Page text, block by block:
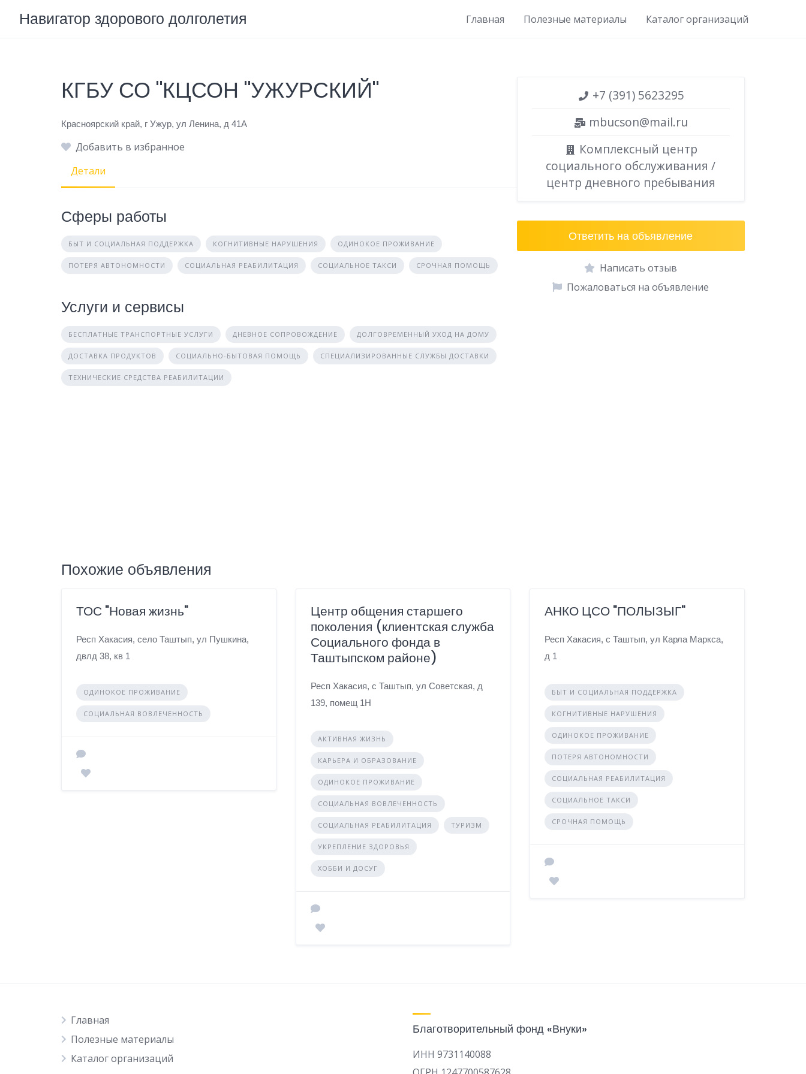
Навигатор здорового долголетия Главная Полезные материалы Каталог организаций
КГБУ СО "КЦСОН "УЖУРСКИЙ"
Красноярский край, г Ужур, ул Ленина, д 41А
Добавить в избранное
Детали
Сферы работы
БЫТ И СОЦИАЛЬНАЯ ПОДДЕРЖКА КОГНИТИВНЫЕ НАРУШЕНИЯ ОДИНОКОЕ ПРОЖИВАНИЕ
ПОТЕРЯ АВТОНОМНОСТИ СОЦИАЛЬНАЯ РЕАБИЛИТАЦИЯ СОЦИАЛЬНОЕ ТАКСИ СРОЧНАЯ ПОМОЩЬ
Услуги и сервисы
БЕСПЛАТНЫЕ ТРАНСПОРТНЫЕ УСЛУГИ ДНЕВНОЕ СОПРОВОЖДЕНИЕ ДОЛГОВРЕМЕННЫЙ УХОД НА ДОМУ
ДОСТАВКА ПРОДУКТОВ СОЦИАЛЬНО-БЫТОВАЯ ПОМОЩЬ СПЕЦИАЛИЗИРОВАННЫЕ СЛУЖБЫ ДОСТАВКИ
ТЕХНИЧЕСКИЕ СРЕДСТВА РЕАБИЛИТАЦИИ
+7 (391) 5623295
mbucson@mail.ru
Комплексный центр
социального обслуживания /
центр дневного пребывания
Ответить на объявление
Написать отзыв
Пожаловаться на объявление
Похожие объявления
ТОС "Новая жизнь"
Респ Хакасия, село Таштып, ул Пушкина,
двлд 38, кв 1
ОДИНОКОЕ ПРОЖИВАНИЕ
СОЦИАЛЬНАЯ ВОВЛЕЧЕННОСТЬ
Центр общения старшего
поколения (клиентская служба
Социального фонда в
Таштыпском районе)
Респ Хакасия, с Таштып, ул Советская, д
139, помещ 1Н
АКТИВНАЯ ЖИЗНЬ
КАРЬЕРА И ОБРАЗОВАНИЕ
ОДИНОКОЕ ПРОЖИВАНИЕ
СОЦИАЛЬНАЯ ВОВЛЕЧЕННОСТЬ
СОЦИАЛЬНАЯ РЕАБИЛИТАЦИЯ ТУРИЗМ
УКРЕПЛЕНИЕ ЗДОРОВЬЯ
ХОББИ И ДОСУГ
АНКО ЦСО "ПОЛЫЗЫГ"
Респ Хакасия, с Таштып, ул Карла Маркса,
д 1
БЫТ И СОЦИАЛЬНАЯ ПОДДЕРЖКА
КОГНИТИВНЫЕ НАРУШЕНИЯ
ОДИНОКОЕ ПРОЖИВАНИЕ
ПОТЕРЯ АВТОНОМНОСТИ
СОЦИАЛЬНАЯ РЕАБИЛИТАЦИЯ
СОЦИАЛЬНОЕ ТАКСИ
СРОЧНАЯ ПОМОЩЬ
Главная
Полезные материалы
Каталог организаций
Благотворительный фонд «Внуки»
ИНН 9731140088